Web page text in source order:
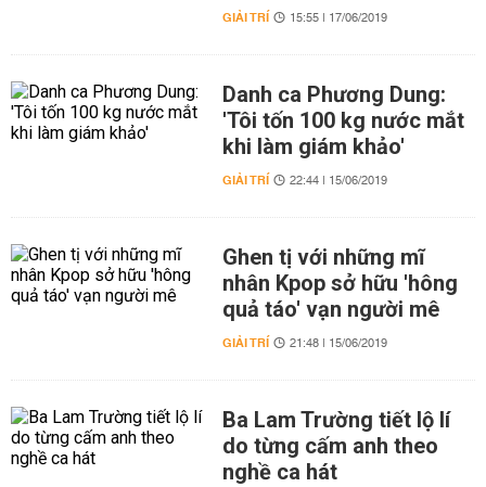
GIẢI TRÍ 15:55 | 17/06/2019
Danh ca Phương Dung:
'Tôi tốn 100 kg nước mắt
khi làm giám khảo'
GIẢI TRÍ 22:44 | 15/06/2019
Ghen tị với những mĩ
nhân Kpop sở hữu 'hông
quả táo' vạn người mê
GIẢI TRÍ 21:48 | 15/06/2019
Ba Lam Trường tiết lộ lí
do từng cấm anh theo
nghề ca hát